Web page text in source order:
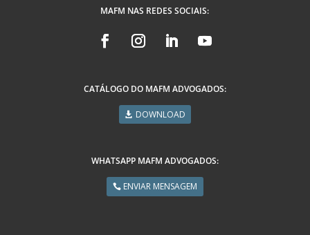
MAFM NAS REDES SOCIAIS:
CATÁLOGO DO MAFM ADVOGADOS:
DOWNLOAD
WHATSAPP MAFM ADVOGADOS:
ENVIAR MENSAGEM